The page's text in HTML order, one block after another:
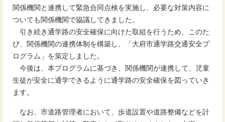
関係機関と連携して緊急合同点検を実施し、必要な対策内容に
ついても関係機関で協議してきました。
引き続き通学路の安全確保に向けた取組を行うため、このた
び、関係機関の連携体制を構築し、「大府市通学路交通安全プ
ログラム」を策定しました。
今後は、本プログラムに基づき、関係機関が連携して、児童
生徒が安全に通学できるように通学路の安全確保を図っていき
ます。
なお、市道路管理者において、歩道設置や道路整備などを計